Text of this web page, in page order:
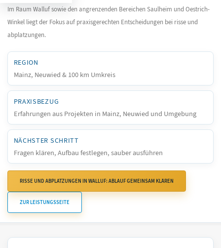
Im Raum Walluf sowie den angrenzenden Bereichen Saulheim und Oestrich-
Winkel liegt der Fokus auf praxisgerechten Entscheidungen bei risse und
abplatzungen.
REGION
Mainz, Neuwied & 100 km Umkreis
PRAXISBEZUG
Erfahrungen aus Projekten in Mainz, Neuwied und Umgebung
NÄCHSTER SCHRITT
Fragen klären, Aufbau festlegen, sauber ausführen
RISSE UND ABPLATZUNGEN IN WALLUF: ABLAUF GEMEINSAM KLÄREN
ZUR LEISTUNGSSEITE